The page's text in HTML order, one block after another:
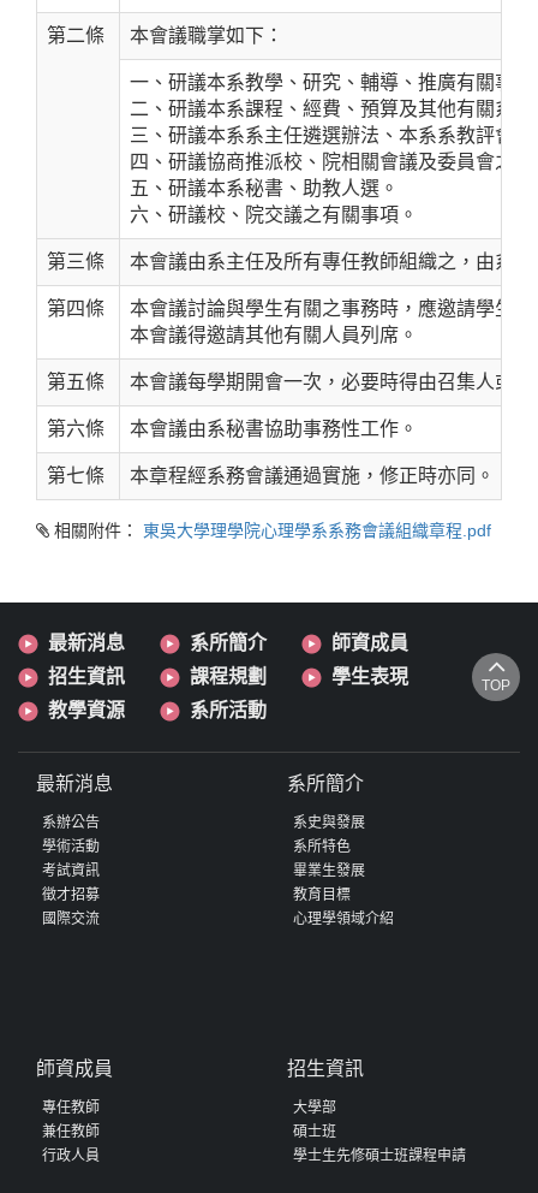
第二條 本會議職掌如下：
一、研議本系教學、研究、輔導、推廣有關事
二、研議本系課程、經費、預算及其他有關系
三、研議本系系主任遴選辦法、本系系教評會
四、研議協商推派校、院相關會議及委員會之
五、研議本系秘書、助教人選。
六、研議校、院交議之有關事項。
第三條 本會議由系主任及所有專任教師組織之，由系
第四條
本會議討論與學生有關之事務時，應邀請學生
本會議得邀請其他有關人員列席。
第五條 本會議每學期開會一次，必要時得由召集人或
第六條 本會議由系秘書協助事務性工作。
第七條 本章程經系務會議通過實施，修正時亦同。
相關附件： 東吳大學理學院心理學系系務會議組織章程.pdf
最新消息 系所簡介
師資成員
招生資訊
課程規劃
學生表現
教學資源
系所活動
TOP
最新消息
系辦公告
學術活動
考試資訊
徵才招募
國際交流
系所簡介
系史與發展
系所特色
畢業生發展
教育目標
心理學領域介紹
師資成員
專任教師
兼任教師
行政人員
招生資訊
大學部
碩士班
學士生先修碩士班課程申請